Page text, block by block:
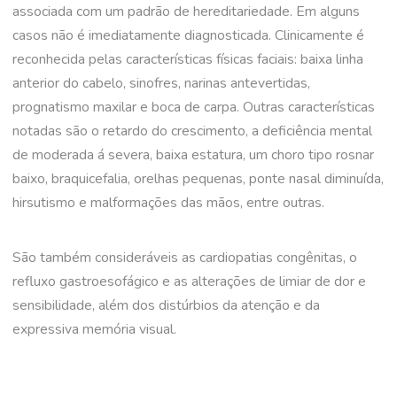
associada com um padrão de hereditariedade. Em alguns
casos não é imediatamente diagnosticada. Clinicamente é
reconhecida pelas características físicas faciais: baixa linha
anterior do cabelo, sinofres, narinas antevertidas,
prognatismo maxilar e boca de carpa. Outras características
notadas são o retardo do crescimento, a deficiência mental
de moderada á severa, baixa estatura, um choro tipo rosnar
baixo, braquicefalia, orelhas pequenas, ponte nasal diminuída,
hirsutismo e malformações das mãos, entre outras.
São também consideráveis as cardiopatias congênitas, o
refluxo gastroesofágico e as alterações de limiar de dor e
sensibilidade, além dos distúrbios da atenção e da
expressiva memória visual.